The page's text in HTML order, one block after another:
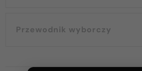
Przewodnik wyborczy